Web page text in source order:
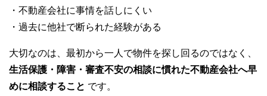
・不動産会社に事情を話しにくい
・過去に他社で断られた経験がある
大切なのは、最初から一人で物件を探し回るのではなく、
生活保護・障害・審査不安の相談に慣れた不動産会社へ早
めに相談すること です。